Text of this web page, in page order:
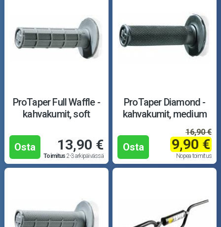
ProTaper Full Waffle -
kahvakumit, soft
Osta 13,90 €
Toimitus 2-3 arkipäivässä
ProTaper Diamond -
kahvakumit, medium
Osta
16,90 €
9,90 €
Nopea toimitus